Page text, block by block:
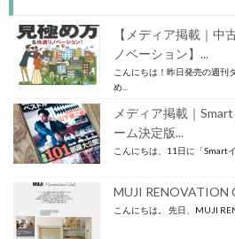
【メディア掲載｜中
ノベーション】...
こんにちは！昨日発売の週刊
め...
メディア掲載｜
ーム決定版...
こんにちは、11日に「Smart
MUJI RENOVATION
こんにちは。 先日、MUJI